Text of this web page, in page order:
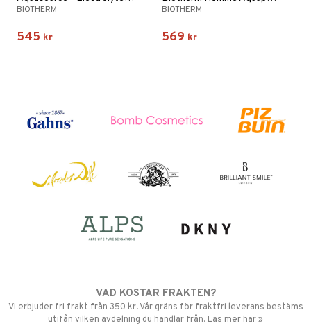
BIOTHERM
545 kr
BIOTHERM
569 kr
VAD KOSTAR FRAKTEN?
Vi erbjuder fri frakt från 350 kr. Vår gräns för fraktfri leverans bestäms
utifån vilken avdelning du handlar från. Läs mer här »